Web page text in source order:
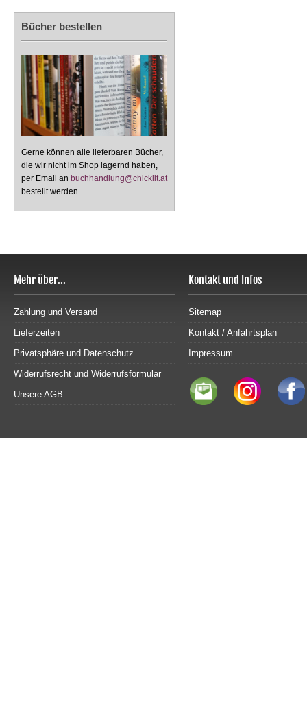
Bücher bestellen
Gerne können alle lieferbaren Bücher,
die wir nicht im Shop lagernd haben,
per Email an buchhandlung@chicklit.at
bestellt werden.
Mehr über...
Zahlung und Versand
Lieferzeiten
Privatsphäre und Datenschutz
Widerrufsrecht und Widerrufsformular
Unsere AGB
Kontakt und Infos
Sitemap
Kontakt / Anfahrtsplan
Impressum